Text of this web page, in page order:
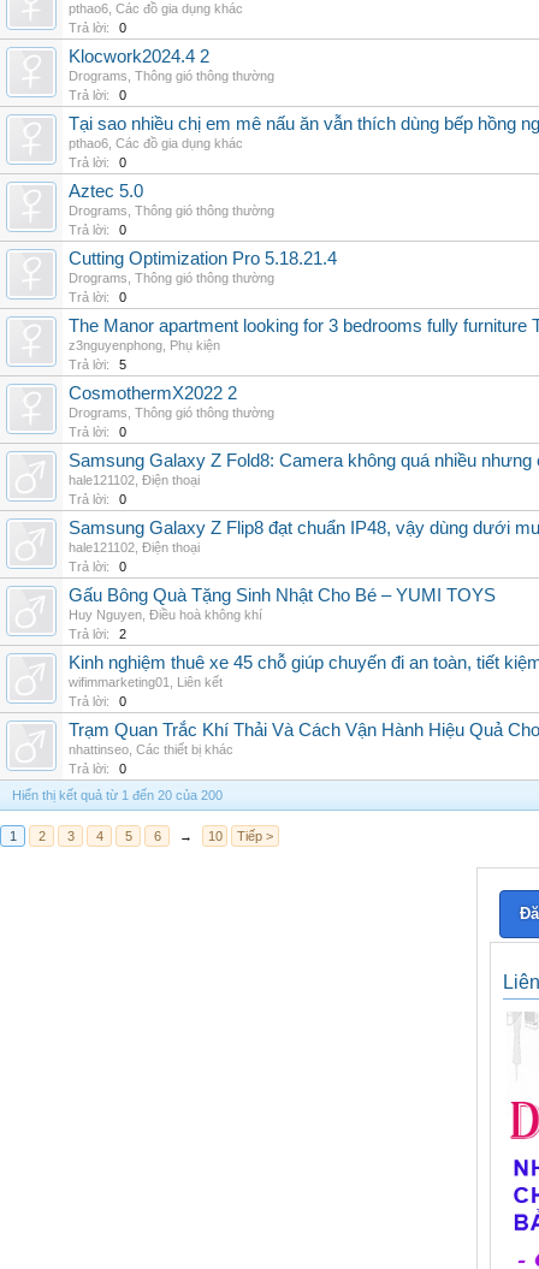
pthao6 Các đồ gia dụng khác
Trả lời:
0
Klocwork2024.4 2
Drograms Thông gió thông thường
Trả lời:
0
Tại sao nhiều chị em mê nấu ăn vẫn thích dùng bếp hồng
pthao6 Các đồ gia dụng khác
Trả lời:
0
Aztec 5.0
Drograms Thông gió thông thường
Trả lời:
0
Cutting Optimization Pro 5.18.21.4
Drograms Thông gió thông thường
Trả lời:
0
The Manor apartment looking for 3 bedrooms fully furniture
z3nguyenphong Phụ kiện
Trả lời:
5
CosmothermX2022 2
Drograms Thông gió thông thường
Trả lời:
0
Samsung Galaxy Z Fold8: Camera không quá nhiều nhưng
hale121102 Điện thoại
Trả lời:
0
Samsung Galaxy Z Flip8 đạt chuẩn IP48, vậy dùng dưới
hale121102 Điện thoại
Trả lời:
0
Gấu Bông Quà Tặng Sinh Nhật Cho Bé – YUMI TOYS
Huy Nguyen Điều hoà không khí
Trả lời:
2
Kinh nghiệm thuê xe 45 chỗ giúp chuyến đi an toàn, tiết
wifimmarketing01
Liên kết
Trả lời:
0
Trạm Quan Trắc Khí Thải Và Cách Vận Hành Hiệu Quả
nhattinseo Các thiết bị khác
Trả lời:
0
Hiển thị kết quả từ 1 đến 20 của 200
1 2 3 4 5 6 → 10 Tiếp >